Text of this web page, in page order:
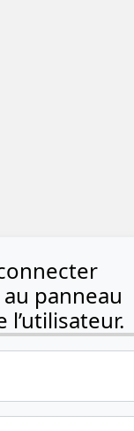
au panneau